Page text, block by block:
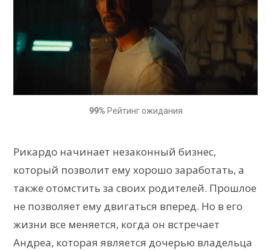
99% Рейтинг ожидания
Рикардо начинает незаконный бизнес,
который позволит ему хорошо заработать, а
также отомстить за своих родителей. Прошлое
не позволяет ему двигаться вперед. Но в его
жизни все меняется, когда он встречает
Андреа, которая является дочерью владельца